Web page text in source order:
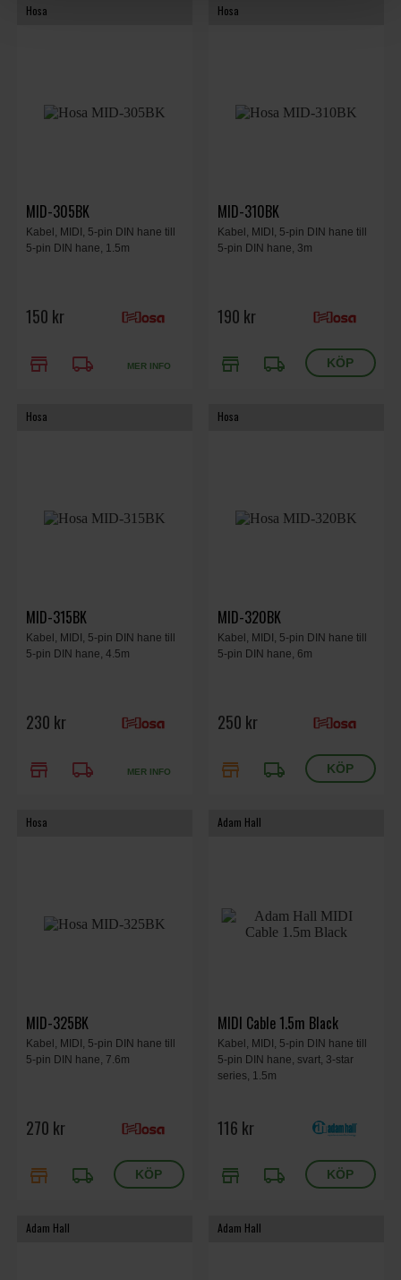
Hosa
MID-305BK
Kabel, MIDI, 5-pin DIN hane till
5-pin DIN hane, 1.5m
150 kr
store local_shipping MER INFO
Hosa
MID-310BK
Kabel, MIDI, 5-pin DIN hane till
5-pin DIN hane, 3m
190 kr
store local_shipping
Hosa
MID-315BK
Kabel, MIDI, 5-pin DIN hane till
5-pin DIN hane, 4.5m
230 kr
store local_shipping MER INFO
Hosa
MID-320BK
Kabel, MIDI, 5-pin DIN hane till
5-pin DIN hane, 6m
250 kr
store local_shipping
Hosa
MID-325BK
Kabel, MIDI, 5-pin DIN hane till
5-pin DIN hane, 7.6m
270 kr
store local_shipping
Adam Hall
MIDI Cable 1.5m Black
Kabel, MIDI, 5-pin DIN hane till
5-pin DIN hane, svart, 3-star
series, 1.5m
116 kr
store local_shipping
Adam Hall Adam Hall